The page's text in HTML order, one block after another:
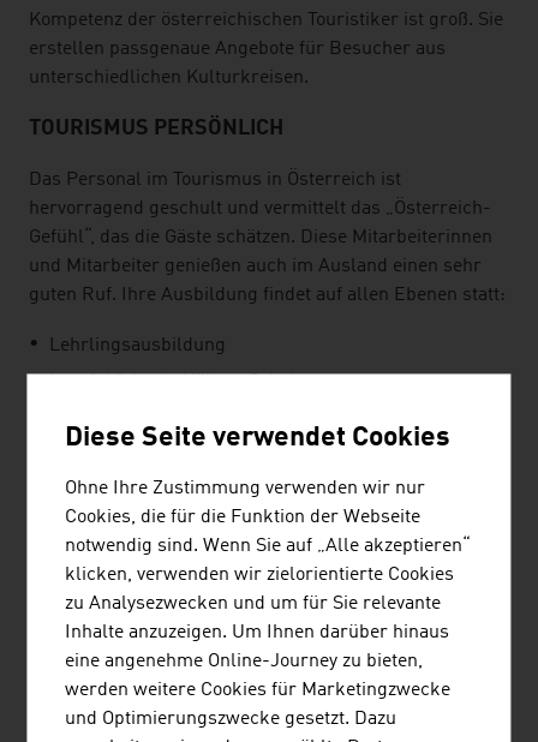
Kompetenz der österreichischen Touristiker ist groß. Sie
erstellen passgenaue Angebote für Besucher aus
unterschiedlichen Kulturkreisen.
TOURISMUS PERSÖNLICH
Das Personal im Tourismus in Österreich ist
hervorragend geschult und vermittelt das „Österreich-
Gefühl“, das die Gäste schätzen. Diese Mitarbeiterinnen
und Mitarbeiter genießen auch im Ausland einen sehr
guten Ruf. Ihre Ausbildung findet auf allen Ebenen statt:
Lehrlingsausbildung
Tourismusschulen Salzburg
NACHHALTIGKEIT
Einer der wichtigsten Gründe für Reisende, Österreich
als Ziel zu wählen, ist die intakte Natur des Landes.
Deshalb ist es den Tourismus-Unternehmen wichtig,
nachhaltiges Handeln zu propagieren und umzusetzen.
So sind zum Beispiel die Müllvermeidung und -trennung
Diese Seite verwendet Cookies
Ohne Ihre Zustimmung verwenden wir nur
Cookies, die für die Funktion der Webseite
notwendig sind. Wenn Sie auf „Alle akzeptieren“
klicken, verwenden wir zielorientierte Cookies
zu Analysezwecken und um für Sie relevante
Inhalte anzuzeigen. Um Ihnen darüber hinaus
eine angenehme Online-Journey zu bieten,
werden weitere Cookies für Marketingzwecke
und Optimierungszwecke gesetzt. Dazu